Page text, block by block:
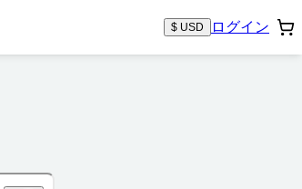
$ USD ログイン